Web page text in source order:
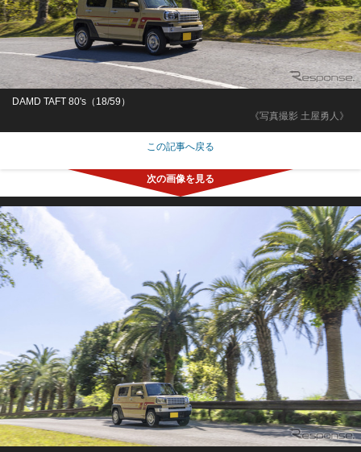
《写真撮影 土屋勇人》
DAMD TAFT 80's（18/59）
この記事へ戻る